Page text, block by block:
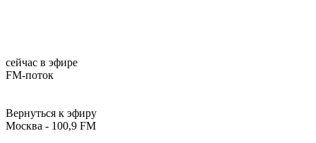
сейчас в эфире
FM-поток
Вернуться к эфиру
Москва - 100,9 FM